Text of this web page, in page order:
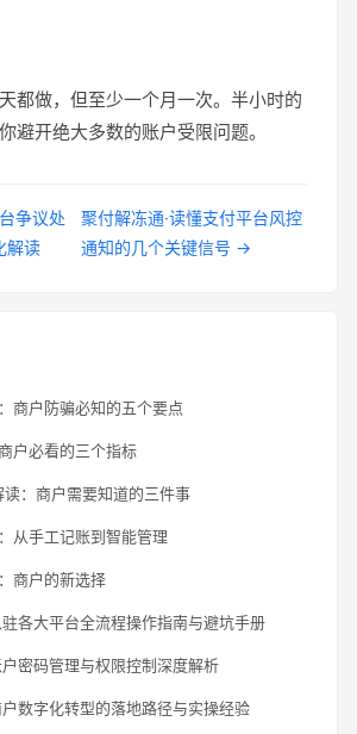
都做，但至少一个月一次。半小时的
避开绝大多数的账户受限问题。
争议处
解读
聚付解冻通·读懂支付平台风控
通知的几个关键信号 →
商户防骗必知的五个要点
户必看的三个指标
：商户需要知道的三件事
从手工记账到智能管理
商户的新选择
各大平台全流程操作指南与避坑手册
密码管理与权限控制深度解析
数字化转型的落地路径与实操经验